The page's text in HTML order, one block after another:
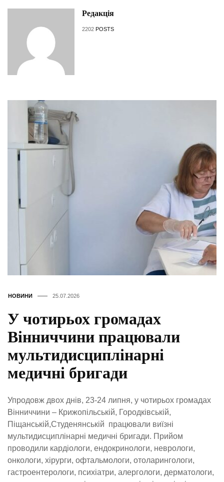
Редакція
2202 POSTS
НОВИНИ 25.07.2026
У чотирьох громадах
Вінниччини працювали
мультидисциплінарні
медичні бригади
Упродовж двох днів, 23-24 липня, у чотирьох громадах
Вінниччини – Крижопільській, Городківській,
Піщанській,Студенянській працювали виїзні
мультидисциплінарні медичні бригади. Прийом
проводили кардіологи, ендокринологи, неврологи,
онкологи, хірурги, офтальмологи, отоларингологи,
гастроентерологи, психіатри, алергологи, дерматологи,